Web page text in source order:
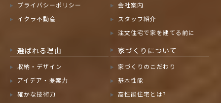
プライバシーポリシー
イクラ不動産
会社案内
スタッフ紹介
注文住宅で家を建てる前に
選ばれる理由
収納・デザイン
アイデア・提案力
確かな技術力
家づくりについて
家づくりのこだわり
基本性能
高性能住宅とは?